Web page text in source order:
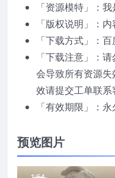
「资源模特」：
「版权说明」：
「下载方式」：
「下载注意」：
会导致所有资源
效请提交工单联系
「有效期限」：
预览图片